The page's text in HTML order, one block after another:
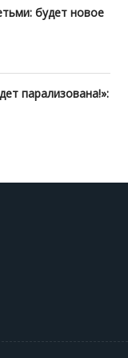
будет новое
парализована!»: